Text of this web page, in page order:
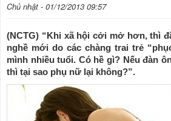
Chủ nhật - 01/12/2013 09:57
(NCTG) “Khi xã hội cởi mở hơn, thì
nghề mới do các chàng trai trẻ
mình nhiều tuổi. Có hề gì? Nếu đàn
thì tại sao phụ nữ lại không?”.